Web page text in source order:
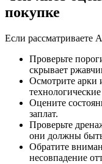
покупке
Если рассматриваете
Проверьте
скрывает
Осмотрите арки
Оцените
заплат.
Проверьте
они должны
Обратите
несовпадение